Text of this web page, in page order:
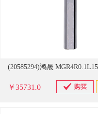
￥35731.0